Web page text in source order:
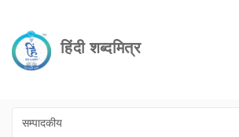
हिंदी शब्दमित्र